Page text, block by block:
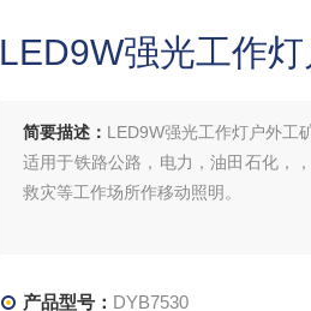
LED9W强光工作
简要描述： LED9W强光工作灯户外工
适用于铁路公路，电力，油田石化，
救灾等工作场所作移动照明。
产品型号： DYB7530